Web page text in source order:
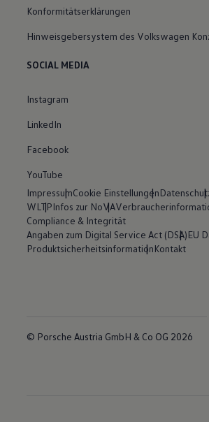
Konformitätserklärungen
Hinweisgebersystem des Volkswagen
SOCIAL MEDIA
Instagram
LinkedIn
Facebook
YouTube
ImpressumCookie Einstellungen
WLTPInfos zur NoVA
Compliance & Integrität
Angaben zum Digital Service Act (DSA)EU
ProduktsicherheitsinformationKontakt
© Porsche Austria GmbH & Co OG 2026